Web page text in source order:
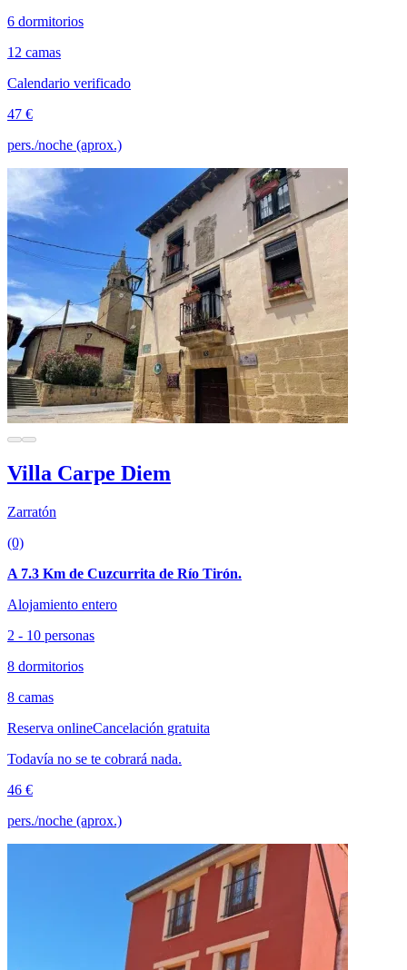
6 dormitorios
12 camas
Calendario verificado
47 €
pers./noche (aprox.)
Villa Carpe Diem
Zarratón
(0)
A 7.3 Km de Cuzcurrita de Río Tirón.
Alojamiento entero
2 - 10 personas
8 dormitorios
8 camas
Reserva onlineCancelación gratuita
Todavía no se te cobrará nada.
46 €
pers./noche (aprox.)